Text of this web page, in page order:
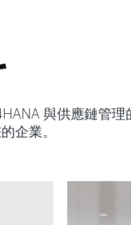
與供應鏈管
企業。